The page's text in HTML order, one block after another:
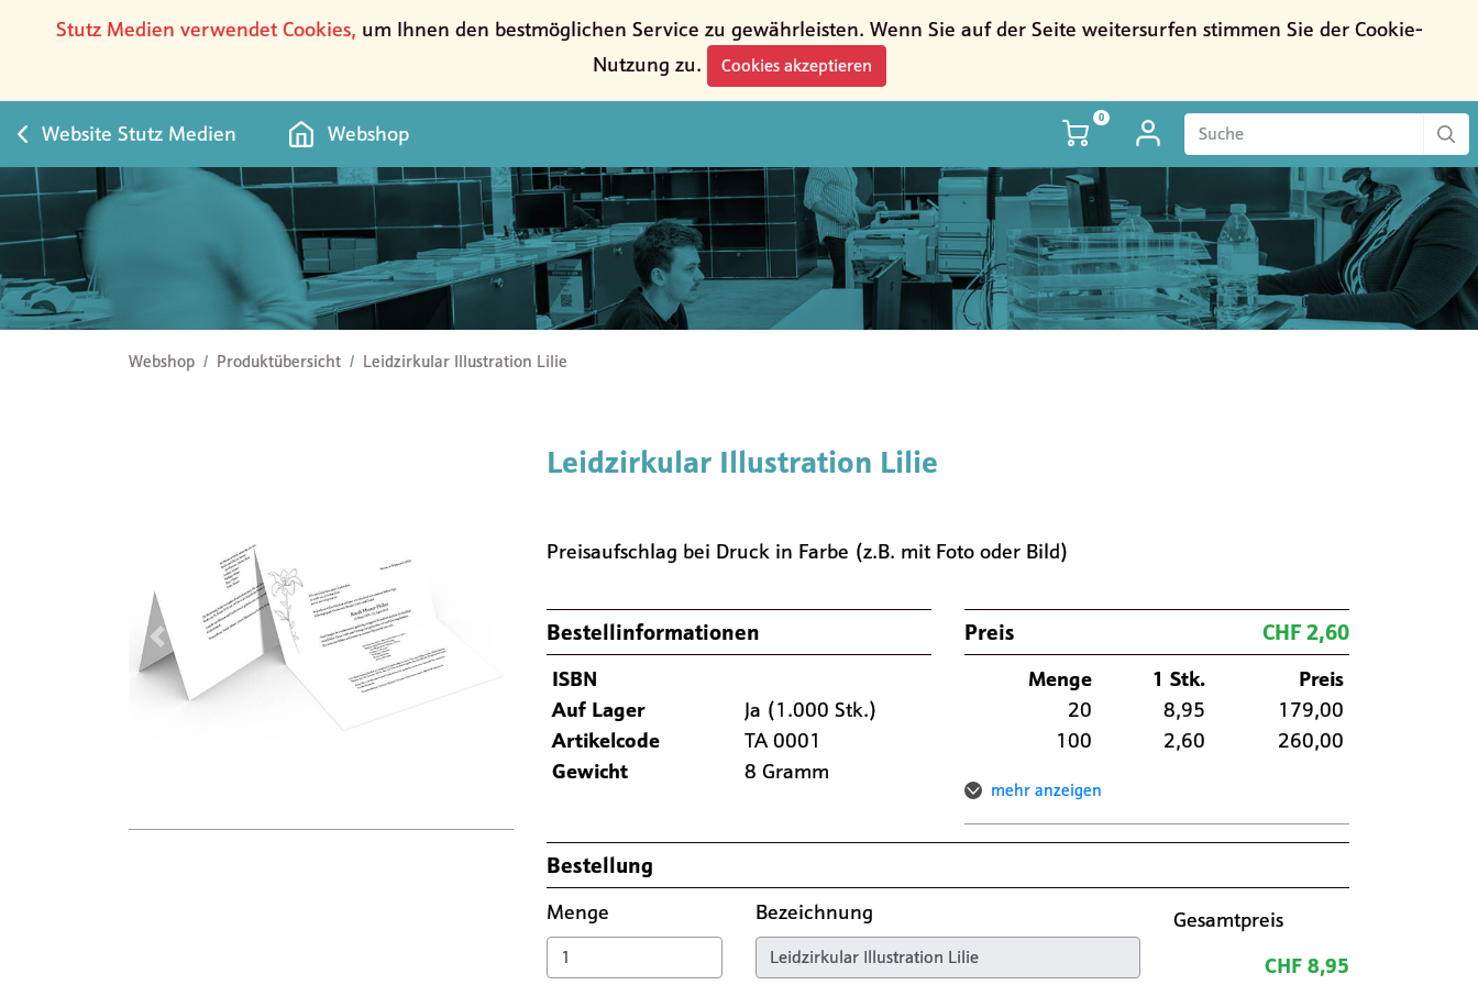
Stutz Medien verwendet Cookies, um Ihnen den bestmöglichen Service zu gewährleisten. Wenn Sie auf der Seite weitersurfen stimmen Sie der Cookie-
Nutzung zu.
Cookies akzeptieren
Website Stutz Medien Webshop
0
Webshop Produktübersicht Leidzirkular Illustration Lilie
Leidzirkular Illustration Lilie
Vorherige Nächste
Leidzirkular Illustration Lilie
Preisaufschlag bei Druck in Farbe (z.B. mit Foto oder Bild)
Bestellinformationen
ISBN
Auf Lager
Ja (1.000 Stk.)
Artikelcode
TA 0001
Gewicht
8 Gramm
Preis CHF 2,60
Menge 1 Stk.
Preis
20
8,95
179,00
100
2,60 260,00
mehr anzeigen
Bestellung
Menge Bezeichnung
Gesamtpreis
CHF 8,95